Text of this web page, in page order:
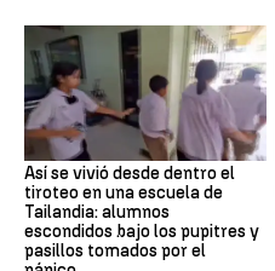
Así se vivió desde dentro el
tiroteo en una escuela de
Tailandia: alumnos
escondidos bajo los pupitres y
pasillos tomados por el